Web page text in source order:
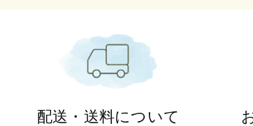
配送・送料について